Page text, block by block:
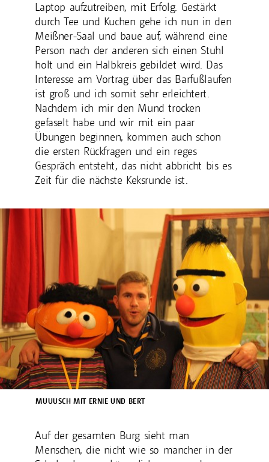
Laptop aufzutreiben, mit Erfolg. Gestärkt
durch Tee und Kuchen gehe ich nun in den
Meißner-Saal und baue auf, während eine
Person nach der anderen sich einen Stuhl
holt und ein Halbkreis gebildet wird. Das
Interesse am Vortrag über das Barfußlaufen
ist groß und ich somit sehr erleichtert.
Nachdem ich mir den Mund trocken
gefaselt habe und wir mit ein paar
Übungen beginnen, kommen auch schon
die ersten Rückfragen und ein reges
Gespräch entsteht, das nicht abbricht bis es
Zeit für die nächste Keksrunde ist.
MUUUSCH MIT ERNIE UND BERT
Auf der gesamten Burg sieht man
Menschen, die nicht wie so mancher in der